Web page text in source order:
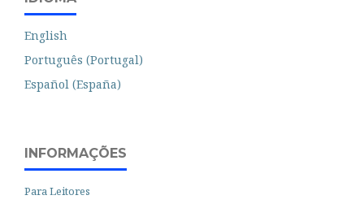
English
Português (Portugal)
Español (España)
INFORMAÇÕES
Para Leitores